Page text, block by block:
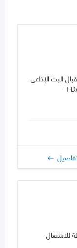
البث الإذاعي
للاشتعال